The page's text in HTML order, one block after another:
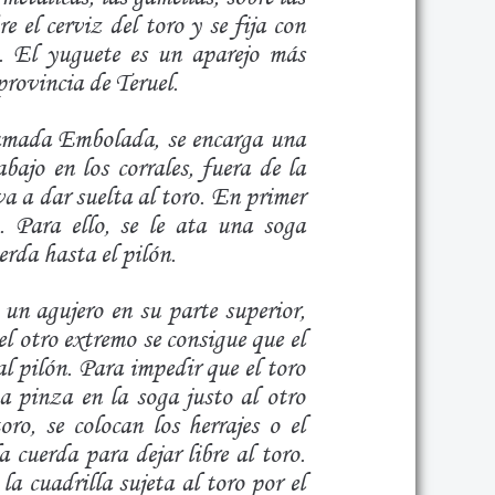
el cerviz del toro y se fija con
El yuguetees un aparejo más
de Teruel.
Embolada, se encarga una
en los corrales, fuera de la
a dar suelta al toro. En primer
Para ello, se le ata una soga
hastael pilón.
agujero en su parte superior,
otro extremo se consigue que el
pilón. Para impedir que el toro
pinza en la soga justo al otro
se colocan los herrajes o el
cuerda para dejar libre al toro.
la cuadrilla sujeta al toro por el